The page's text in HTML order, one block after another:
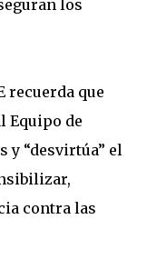
los
recuerda que
Equipo de
y “desvirtúa” el
contra las